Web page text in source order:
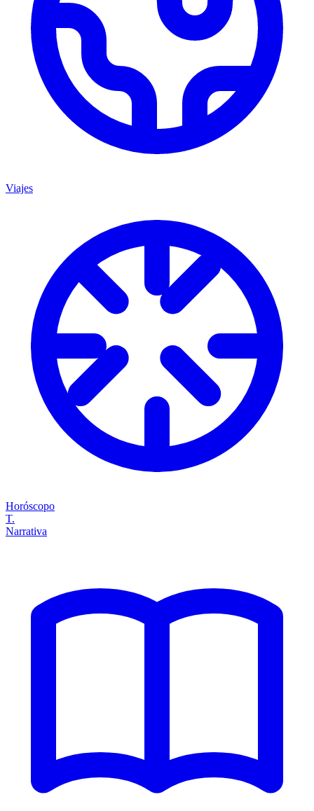
Viajes
Horóscopo
T.
Narrativa